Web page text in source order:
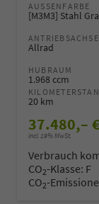
AUSSENFARBE
[M3M3] Stahl
ANTRIEBSACHSE
Allrad
HUBRAUM
1.968 ccm
20 km
37.480,– €
incl. 19% MwSt.
Verbrauch
CO2-Klasse: F
CO2-